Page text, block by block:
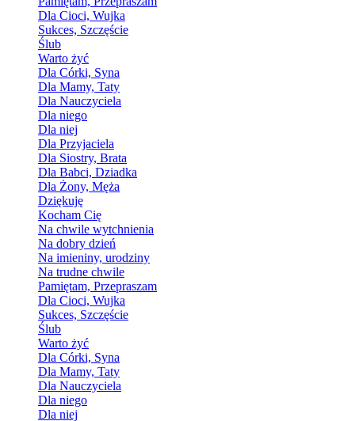
Dla Cioci, Wujka
Sukces, Szczęście
Ślub
Warto żyć
Dla Córki, Syna
Dla Mamy, Taty
Dla Nauczyciela
Dla niego
Dla niej
Dla Przyjaciela
Dla Siostry, Brata
Dla Babci, Dziadka
Dla Żony, Męża
Dziękuję
Kocham Cię
Na chwile wytchnienia
Na dobry dzień
Na imieniny, urodziny
Na trudne chwile
Pamiętam, Przepraszam
Dla Cioci, Wujka
Sukces, Szczęście
Ślub
Warto żyć
Dla Córki, Syna
Dla Mamy, Taty
Dla Nauczyciela
Dla niego
Dla niej